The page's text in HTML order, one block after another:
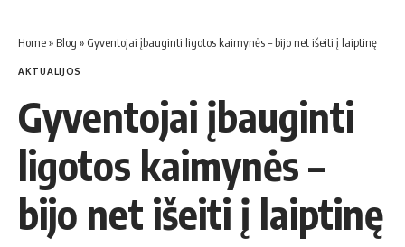
Home» Blog » Gyventojai įbauginti ligotos kaimynės – bijo net išeiti į laiptinę
AKTUALIJOS
Gyventojai įbauginti
ligotos kaimynės –
bijo net išeiti į laiptinę